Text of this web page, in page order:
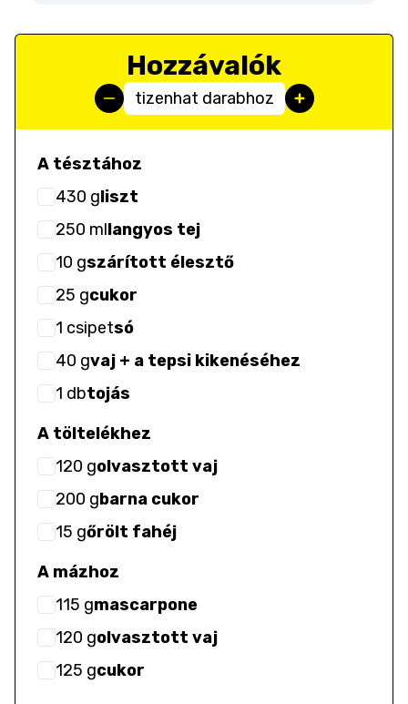
Hozzávalók
tizenhat darabhoz
A tésztához
430 gliszt
250 mllangyos tej
10 gszárított élesztő
25 gcukor
1 csipetsó
40 gvaj + a tepsi kikenéséhez
1 dbtojás
A töltelékhez
120 golvasztott vaj
200 gbarna cukor
15 gőrölt fahéj
A mázhoz
115 gmascarpone
120 golvasztott vaj
125 gcukor